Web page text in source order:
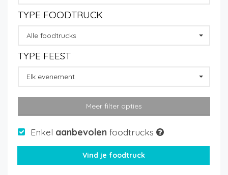
TYPE FOODTRUCK
Alle foodtrucks
TYPE FEEST
Elk evenement
Meer filter opties
Enkel aanbevolen foodtrucks